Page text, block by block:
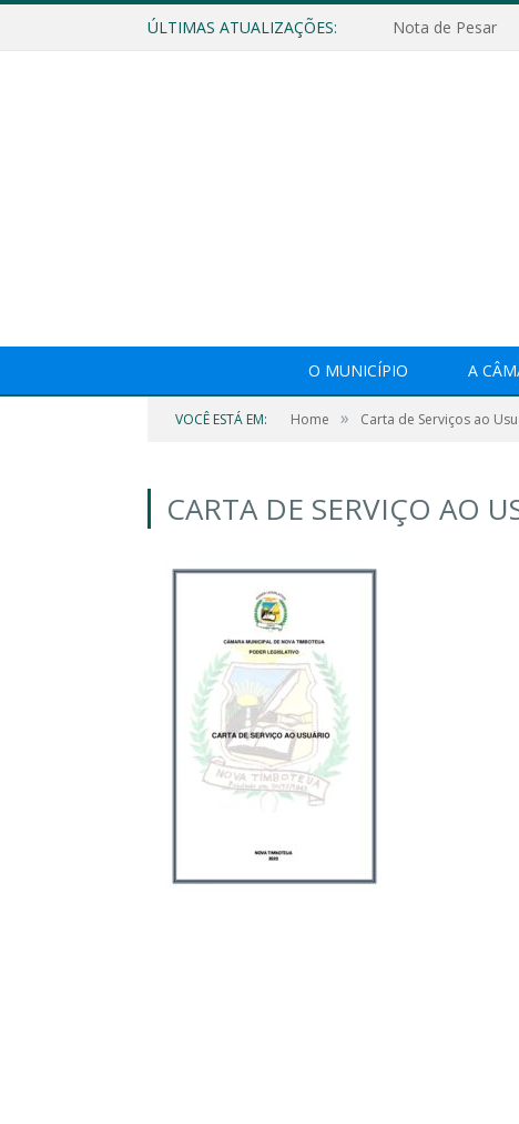
ÚLTIMAS ATUALIZAÇÕES: Nota de Pesar
O MUNICÍPIO A
VOCÊ ESTÁ EM: Home » Carta de Serviços ao
CARTA DE SERVIÇO AO